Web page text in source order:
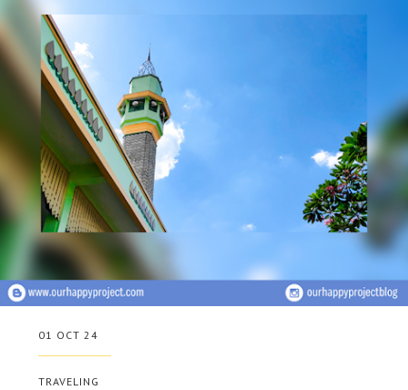
01 OCT 24
TRAVELING